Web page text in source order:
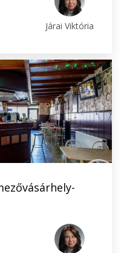
Járai Viktória